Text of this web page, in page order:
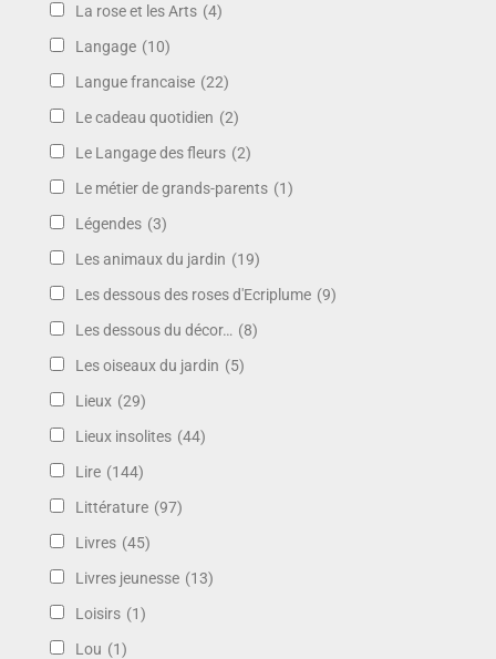
La rose et les Arts (4)
Langage (10)
Langue francaise (22)
Le cadeau quotidien (2)
Le Langage des fleurs (2)
Le métier de grands-parents (1)
Légendes (3)
Les animaux du jardin (19)
Les dessous des roses d'Ecriplume (9)
Les dessous du décor… (8)
Les oiseaux du jardin (5)
Lieux (29)
Lieux insolites (44)
Lire (144)
Littérature (97)
Livres (45)
Livres jeunesse (13)
Loisirs (1)
Lou (1)